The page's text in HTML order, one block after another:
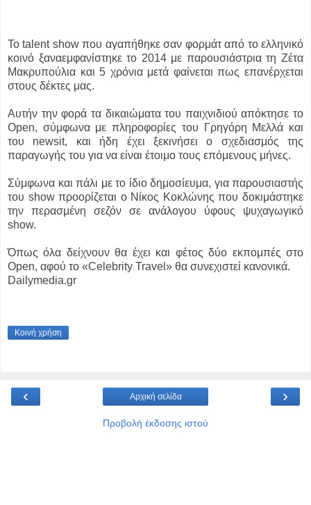
Το talent show που αγαπήθηκε σαν φορμάτ από το ελληνικό
κοινό ξαναεμφανίστηκε το 2014 με παρουσιάστρια τη Ζέτα
Μακρυπούλια και 5 χρόνια μετά φαίνεται πως επανέρχεται
στους δέκτες μας.
Αυτήν την φορά τα δικαιώματα του παιχνιδιού απόκτησε το
Open, σύμφωνα με πληροφορίες του Γρηγόρη Μελλά και
του newsit, και ήδη έχει ξεκινήσει ο σχεδιασμός της
παραγωγής του για να είναι έτοιμο τους επόμενους μήνες.
Σύμφωνα και πάλι με το ίδιο δημοσίευμα, για παρουσιαστής
του show προορίζεται ο Νίκος Κοκλώνης που δοκιμάστηκε
την περασμένη σεζόν σε ανάλογου ύφους ψυχαγωγικό
show.
Όπως όλα δείχνουν θα έχει και φέτος δύο εκπομπές στο
Open, αφού το «Celebrity Travel» θα συνεχιστεί κανονικά.
Dailymedia.gr
Κοινή χρήση
‹ ›
Αρχική σελίδα
Προβολή έκδοσης ιστού